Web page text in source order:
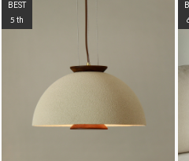
BEST
5 th